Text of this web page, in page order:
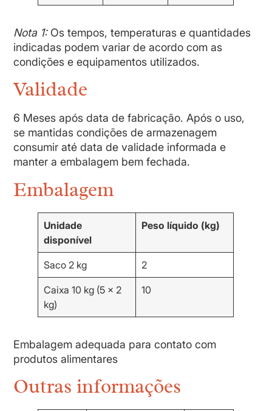
Nota 1:Os tempos, temperaturas e quantidades
indicadas podem variar de acordo com as
condições e equipamentos utilizados.
Validade
6 Meses após data de fabricação. Após o uso,
se mantidas condições de armazenagem
consumir até data de validade informada e
manter a embalagem bem fechada.
Embalagem
Unidade
disponível
Peso líquido (kg)
Saco 2 kg 2
Caixa 10 kg (5 x 2
kg)
10
Embalagem adequada para contato com
produtos alimentares
Outras informações